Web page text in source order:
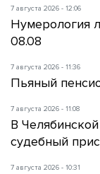
7 августа 2026 - 12:06
Нумерология
08.08
7 августа 2026 - 11:36
Пьяный
7 августа 2026 - 11:08
В
судебный
7 августа 2026 - 10:31